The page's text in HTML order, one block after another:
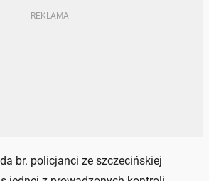
br. policjanci ze szczecińskiej